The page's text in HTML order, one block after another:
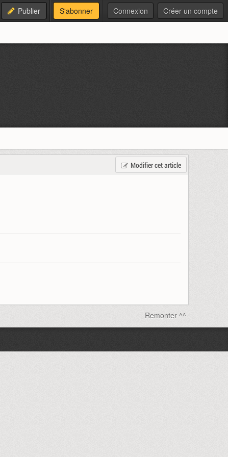
Publier S'abonner Connexion Créer un compte
Modifier cet article
Remonter ^^